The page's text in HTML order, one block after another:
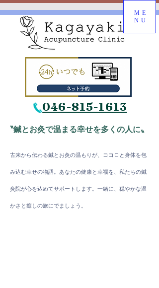
ME
NU
046-815-1613
〝鍼とお灸で温まる幸せを多くの人に〟
古来から伝わる鍼とお灸の温もりが、ココロと身体を包
み込む幸せの物語。 ​あなたの健康と幸福を、私たちの鍼
灸院が心を込めてサポートします。一緒に、穏やかな温
かさと癒しの旅にでましょう。